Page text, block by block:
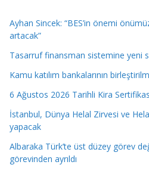
Ayhan Sincek: “BES’in önemi
artacak”
Tasarruf finansman sistemine yeni
Kamu katılım bankalarının
6 Ağustos 2026 Tarihli Kira
İstanbul, Dünya Helal Zirvesi ve
yapacak
Albaraka Türk’te üst düzey görev
görevinden ayrıldı